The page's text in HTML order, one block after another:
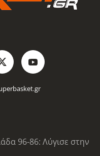
96-86: Λύγισε στην